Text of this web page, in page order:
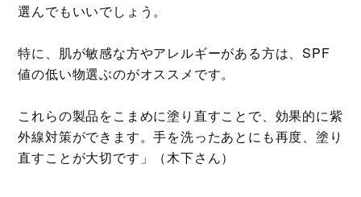
選んでもいいでしょう。
特に、肌が敏感な方やアレルギーがある方は、SPF
値の低い物選ぶのがオススメです。
これらの製品をこまめに塗り直すことで、効果的に紫
外線対策ができます。手を洗ったあとにも再度、塗り
直すことが大切です」（木下さん）